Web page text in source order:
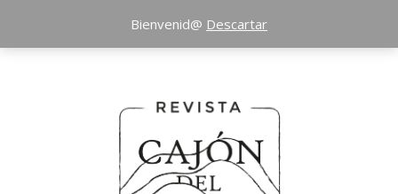
Bienvenid@ Descartar